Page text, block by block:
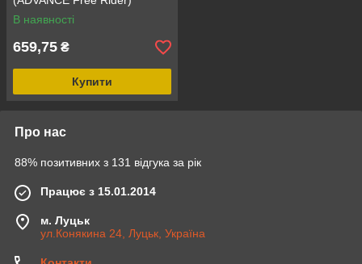
В наявності
659,75 ₴
Купити
Про нас
88% позитивних з 131 відгука за рік
Працює з 15.01.2014
м. Луцьк
ул.Конякина 24, Луцьк, Україна